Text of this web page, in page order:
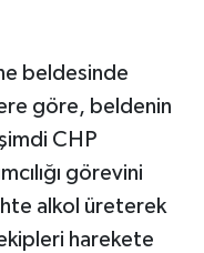
beldesinde
göre, beldenin
CHP
görevini
alkol üreterek
harekete